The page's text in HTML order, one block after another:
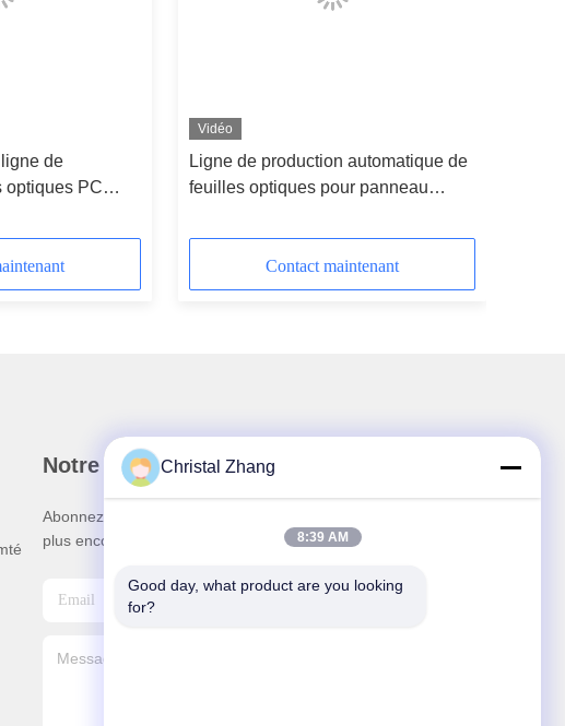
de
optiques PC
Vidéo
Ligne de production automatique de
feuilles optiques pour panneau
Contact maintenant
Notre newsletter
Abonnez-vous à notre newsletter pour des réductions et
plus encore.
Christal Zhang
8:39 AM
Good day, what product are you looking
for?